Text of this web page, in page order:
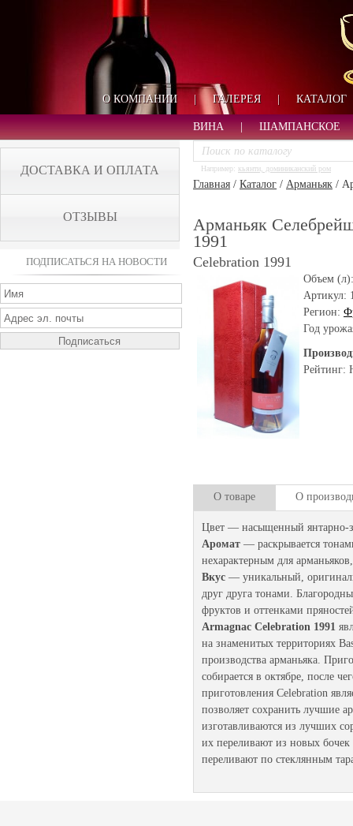
О КОМПАНИИ | ГАЛЕРЕЯ | КАТАЛОГ
ВИНА ШАМПАНСКОЕ
ДОСТАВКА И ОПЛАТА
ОТЗЫВЫ
ПОДПИСАТЬСЯ НА НОВОСТИ
Например: кьянти, доминиканский ром
Главная / Каталог / Арманьяк /
Арманьяк
1991
Celebration 1991
Объем
Артикул:
Регион:
Год
Рейтинг:
О товаре О
Цвет — насыщенный янтарно-
Аромат — раскрывается
нехарактерным для
Вкус — уникальный,
друг друга тонами.
фруктов и оттенками
Armagnac Celebration 1991
на знаменитых территориях
производства арманьяка.
собирается в октябре, после
приготовления Celebration
позволяет сохранить лучшие
изготавливаются из лучших
их переливают из новых бочек
переливают по стеклянным